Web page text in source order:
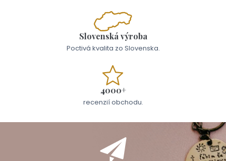
Slovenská výroba
Poctivá kvalita zo Slovenska.
4000+
recenzií obchodu.